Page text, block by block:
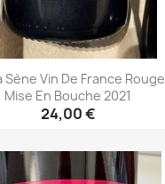
Sène Vin De France Rouge
Mise En Bouche 2021
24,00 €